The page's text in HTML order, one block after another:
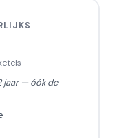
jaar — óók de